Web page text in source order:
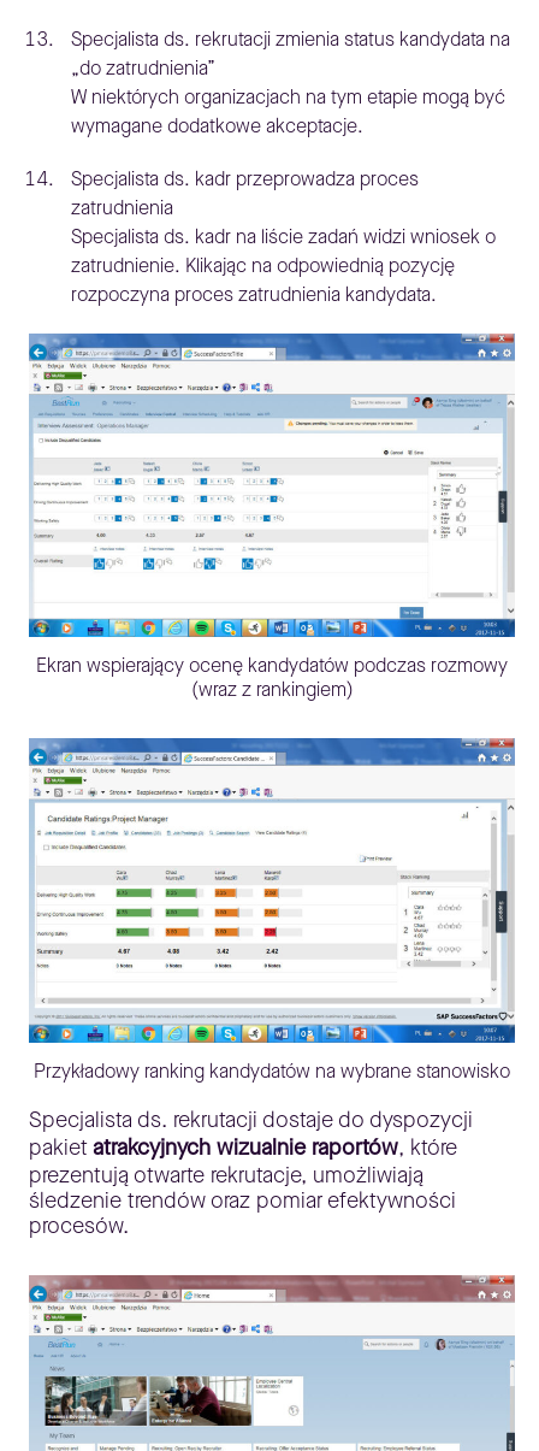
Specjalista ds. rekrutacji zmienia status kandydata na
„do zatrudnienia”
W niektórych organizacjach na tym etapie mogą być
wymagane dodatkowe akceptacje.
Specjalista ds. kadr przeprowadza proces
zatrudnienia
Specjalista ds. kadr na liście zadań widzi wniosek o
zatrudnienie. Klikając na odpowiednią pozycję
rozpoczyna proces zatrudnienia kandydata.
Ekran wspierający ocenę kandydatów podczas rozmowy
(wraz z rankingiem)
Przykładowy ranking kandydatów na wybrane stanowisko
Specjalista ds. rekrutacji dostaje do dyspozycji
pakiet atrakcyjnych wizualnie raportów, które
prezentują otwarte rekrutacje, umożliwiają
śledzenie trendów oraz pomiar efektywności
procesów.